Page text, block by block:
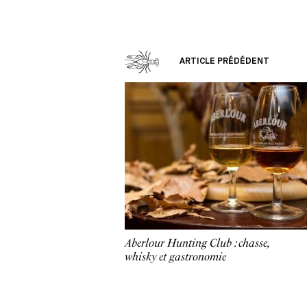
ARTICLE PRÉDÉDENT
Aberlour Hunting Club : chasse,
whisky et gastronomie